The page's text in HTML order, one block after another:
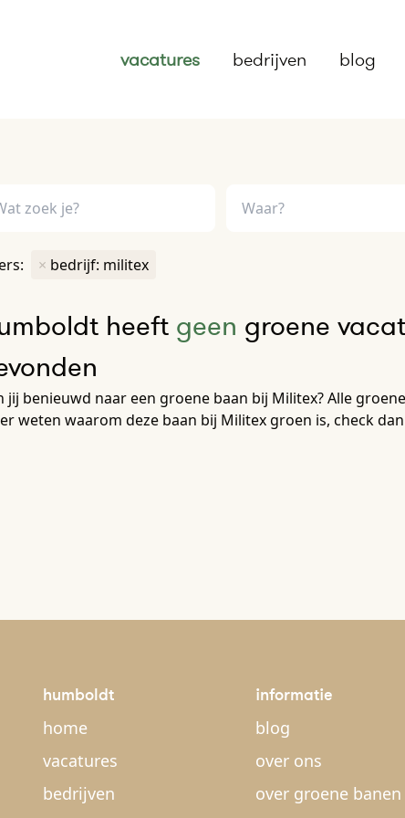
vacatures bedrijven blog
× bedrijf: militex
heeft geen groene
jij benieuwd naar een groene baan bij Militex? Alle
weten waarom deze baan bij Militex groen is, check
humboldt
home
vacatures
bedrijven
informatie
blog
over ons
over groene banen